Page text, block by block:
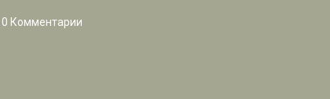
0 Комментарии